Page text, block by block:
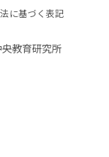
に基づく表記
教育研究所